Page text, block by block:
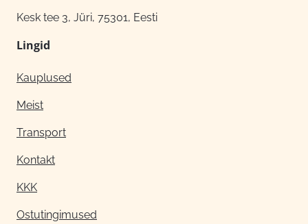
Kesk tee 3, Jüri, 75301, Eesti
Lingid
Kauplused
Meist
Transport
Kontakt
KKK
Ostutingimused